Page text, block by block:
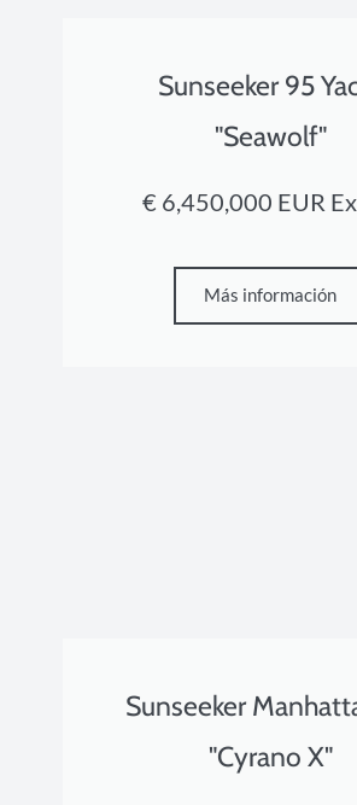
Sunseeker 95
"Seawolf"
€ 6,450,000 EUR
Más información
Sunseeker
"Cyrano X"